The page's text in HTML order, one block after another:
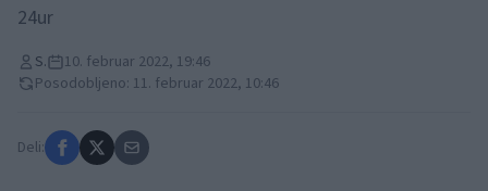
24ur
S.
10. februar 2022, 19:46
Posodobljeno: 11. februar 2022, 10:46
Deli: